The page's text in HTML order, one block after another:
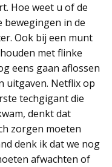
Hoe weet u of de
in de
Ook bij een munt
met flinke
eens gaan aflossen
uitgaven. Netflix op
techgigant die
denkt dat
zorgen moeten
denk ik dat we nog
afwachten of